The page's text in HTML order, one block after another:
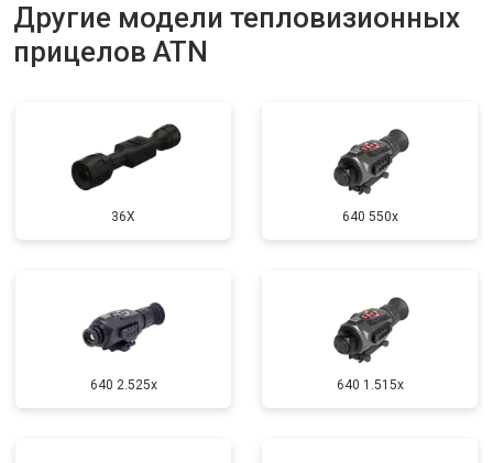
Другие модели тепловизионных
прицелов ATN
36X 640 550x
640 2.525x 640 1.515x